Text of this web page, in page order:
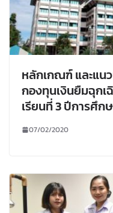
หลักเกณฑ์ และแน
กองทุนเงินยืมฉุกเ
เรียนที่ 3 ปีการศึก
07/02/2020